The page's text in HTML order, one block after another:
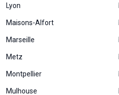
Lyon
Maisons-Alfort
Marseille
Metz
Montpellier
Mulhouse